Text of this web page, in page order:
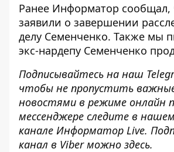
Ранее Информатор сообщал,
заявили о завершении
делу Семенченко. Также мы
экс-нардепу Семенченко
Подписывайтесь на наш
чтобы не пропустить
новостями в режиме онлайн
мессенджере следите в
канале Информатор Live.
канал в Viber можно здесь.